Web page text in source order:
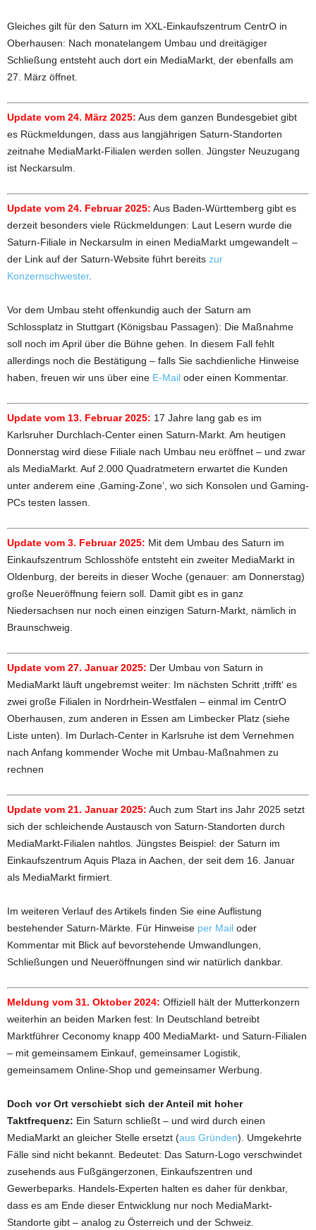
Gleiches gilt für den Saturn im XXL-Einkaufszentrum CentrO in
Oberhausen: Nach monatelangem Umbau und dreitägiger
Schließung entsteht auch dort ein MediaMarkt, der ebenfalls am
27. März öffnet.
Update vom 24. März 2025: Aus dem ganzen Bundesgebiet gibt
es Rückmeldungen, dass aus langjährigen Saturn-Standorten
zeitnahe MediaMarkt-Filialen werden sollen. Jüngster Neuzugang
ist Neckarsulm.
Update vom 24. Februar 2025: Aus Baden-Württemberg gibt es
derzeit besonders viele Rückmeldungen: Laut Lesern wurde die
Saturn-Filiale in Neckarsulm in einen MediaMarkt umgewandelt –
der Link auf der Saturn-Website führt bereits zur
Konzernschwester.
Vor dem Umbau steht offenkundig auch der Saturn am
Schlossplatz in Stuttgart (Königsbau Passagen): Die Maßnahme
soll noch im April über die Bühne gehen. In diesem Fall fehlt
allerdings noch die Bestätigung – falls Sie sachdienliche Hinweise
haben, freuen wir uns über eine E-Mail oder einen Kommentar.
Update vom 13. Februar 2025: 17 Jahre lang gab es im
Karlsruher Durchlach-Center einen Saturn-Markt. Am heutigen
Donnerstag wird diese Filiale nach Umbau neu eröffnet – und zwar
als MediaMarkt. Auf 2.000 Quadratmetern erwartet die Kunden
unter anderem eine ‚Gaming-Zone‘, wo sich Konsolen und Gaming-
PCs testen lassen.
Update vom 3. Februar 2025: Mit dem Umbau des Saturn im
Einkaufszentrum Schlosshöfe entsteht ein zweiter MediaMarkt in
Oldenburg, der bereits in dieser Woche (genauer: am Donnerstag)
große Neueröffnung feiern soll. Damit gibt es in ganz
Niedersachsen nur noch einen einzigen Saturn-Markt, nämlich in
Braunschweig.
Update vom 27. Januar 2025: Der Umbau von Saturn in
MediaMarkt läuft ungebremst weiter: Im nächsten Schritt ‚trifft‘ es
zwei große Filialen in Nordrhein-Westfalen – einmal im CentrO
Oberhausen, zum anderen in Essen am Limbecker Platz (siehe
Liste unten). Im Durlach-Center in Karlsruhe ist dem Vernehmen
nach Anfang kommender Woche mit Umbau-Maßnahmen zu
rechnen
Update vom 21. Januar 2025: Auch zum Start ins Jahr 2025 setzt
sich der schleichende Austausch von Saturn-Standorten durch
MediaMarkt-Filialen nahtlos. Jüngstes Beispiel: der Saturn im
Einkaufszentrum Aquis Plaza in Aachen, der seit dem 16. Januar
als MediaMarkt firmiert.
Im weiteren Verlauf des Artikels finden Sie eine Auflistung
bestehender Saturn-Märkte. Für Hinweise per Mail oder
Kommentar mit Blick auf bevorstehende Umwandlungen,
Schließungen und Neueröffnungen sind wir natürlich dankbar.
Meldung vom 31. Oktober 2024: Offiziell hält der Mutterkonzern
weiterhin an beiden Marken fest: In Deutschland betreibt
Marktführer Ceconomy knapp 400 MediaMarkt- und Saturn-Filialen
– mit gemeinsamem Einkauf, gemeinsamer Logistik,
gemeinsamem Online-Shop und gemeinsamer Werbung.
Doch vor Ort verschiebt sich der Anteil mit hoher
Taktfrequenz: Ein Saturn schließt – und wird durch einen
MediaMarkt an gleicher Stelle ersetzt (aus Gründen). Umgekehrte
Fälle sind nicht bekannt. Bedeutet: Das Saturn-Logo verschwindet
zusehends aus Fußgängerzonen, Einkaufszentren und
Gewerbeparks. Handels-Experten halten es daher für denkbar,
dass es am Ende dieser Entwicklung nur noch MediaMarkt-
Standorte gibt – analog zu Österreich und der Schweiz.